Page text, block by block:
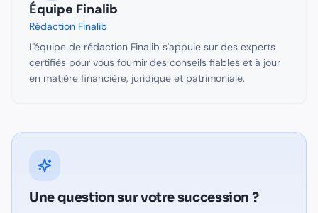
Équipe Finalib
Rédaction Finalib
L'équipe de rédaction Finalib s'appuie sur des experts
certifiés pour vous fournir des conseils fiables et à jour
en matière financière, juridique et patrimoniale.
Une question survotre succession ?